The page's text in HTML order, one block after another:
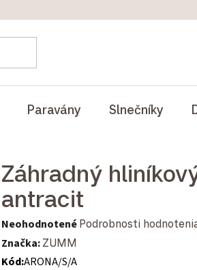
Paravány Slnečníky
Záhradný
antracit
Priemerné hodnotenie produktu je 0,0 z 5
Neohodnotené Podrobnosti
Značka: ZUMM
Kód:ARONA/S/A